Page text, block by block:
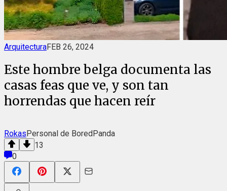
ArquitecturaFEB 26, 2024
Este hombre belga documenta las
casas feas que ve, y son tan
horrendas que hacen reír
RokasPersonal de BoredPanda
13
0